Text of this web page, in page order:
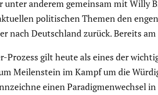
unter anderem gemeinsam mit Willy
politi­schen Themen den
nach Deutsch­land zurück. Bereits
Prozess gilt heute als eines der
Meilen­stein im Kampf um die
einen Paradig­men­wechsel